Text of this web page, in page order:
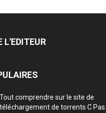
L'EDITEUR
Tout comprendre sur le site de
téléchargement de torrents C Pas...